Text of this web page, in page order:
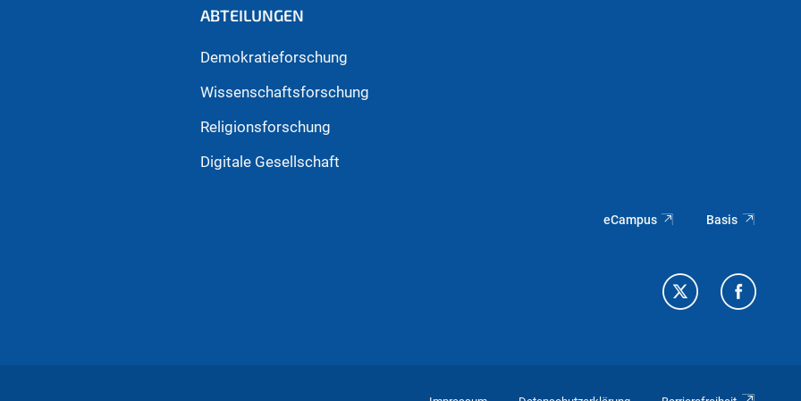
ABTEILUNGEN
Demokratieforschung
Wissenschaftsforschung
Religionsforschung
Digitale Gesellschaft
eCampus Basis